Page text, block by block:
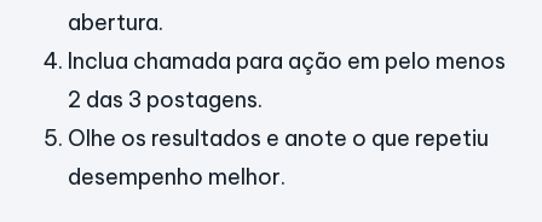
abertura.
Inclua chamada para ação em pelo menos
2 das 3 postagens.
Olhe os resultados e anote o que repetiu
desempenho melhor.